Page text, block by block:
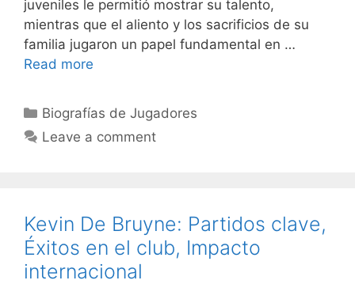
juveniles le permitió mostrar su talento,
mientras que el aliento y los sacrificios de su
familia jugaron un papel fundamental en …
Read more
Categories
Biografías de Jugadores
Leave a comment
Kevin De Bruyne: Partidos clave,
Éxitos en el club, Impacto
internacional